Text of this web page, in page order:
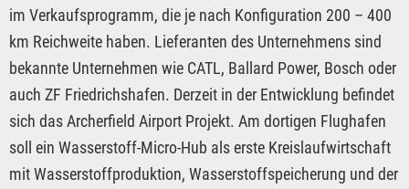
im Verkaufsprogramm, die je nach Konfiguration 200 – 400
km Reichweite haben. Lieferanten des Unternehmens sind
bekannte Unternehmen wie CATL, Ballard Power, Bosch oder
auch ZF Friedrichshafen. Derzeit in der Entwicklung befindet
sich das Archerfield Airport Projekt. Am dortigen Flughafen
soll ein Wasserstoff-Micro-Hub als erste Kreislaufwirtschaft
mit Wasserstoffproduktion, Wasserstoffspeicherung und der